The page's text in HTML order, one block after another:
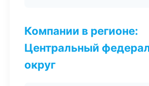
Компании в регионе:
Центральный
округ